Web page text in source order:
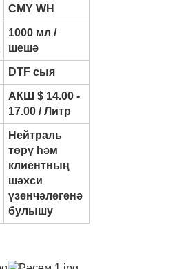
CMY WH
1000 мл /
шешә
DTF сыя
АКШ $ 14.00 -
17.00 / Литр
Нейтраль
төрү һәм
клиентның
шәхси
үзенчәлегенә
булышу